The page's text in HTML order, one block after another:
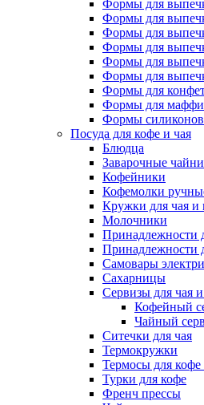
Формы для
Формы для
Формы для
Формы для
Формы для
Формы для
Формы для
Формы для
Формы
Посуда для кофе и чая
Блюдца
Заварочные
Кофейники
Кофемолки
Кружки для чая и
Молочники
Принадлежности
Принадлежности
Самовары
Сахарницы
Сервизы для чая
Кофейный
Чайный
Ситечки для чая
Термокружки
Термосы для кофе
Турки для кофе
Френч прессы